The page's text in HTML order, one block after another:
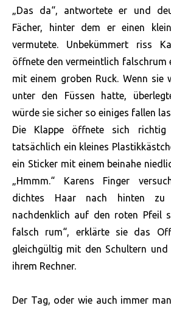
„Das da“, antwortete er und
Fächer, hinter dem er einen
vermutete. Unbekümmert riss
öffnete den vermeintlich falschrum
mit einem groben Ruck. Wenn sie
unter den Füssen hatte,
würde sie sicher so einiges fallen
Die Klappe öffnete sich
tatsächlich ein kleines
ein Sticker mit einem beinahe
„Hmmm.“ Karens Finger
dichtes Haar nach hinten zu
nachdenklich auf den roten Pfeil
falsch rum“, erklärte sie das
gleichgültig mit den Schultern und
ihrem Rechner.
Der Tag, oder wie auch immer